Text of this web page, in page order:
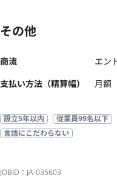
その他
商流
エン
支払い方法（精算幅）
月額
設立5年以内 従業員99名以下
言語にこだわらない
JOBID：JA-035603